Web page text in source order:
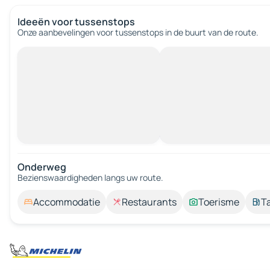
Ideeën voor tussenstops
Onze aanbevelingen voor tussenstops in de buurt van de route.
Onderweg
Bezienswaardigheden langs uw route.
Accommodatie Restaurants Toerisme